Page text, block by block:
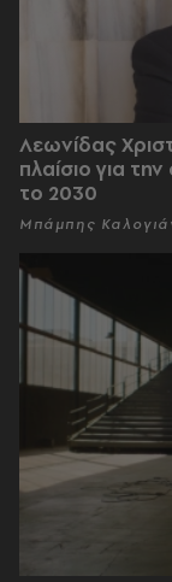
Λεωνίδας
πλαίσιο για
το 2030
Μπάμπης